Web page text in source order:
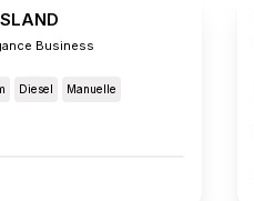
Business
Diesel Manuelle